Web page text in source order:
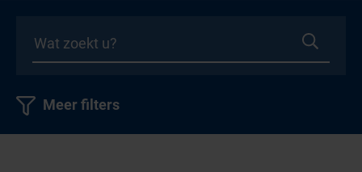
Meer filters